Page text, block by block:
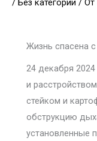
/ Без категории / От
Жизнь спасена
24 декабря
и
стейком и
обструкцию
установленные